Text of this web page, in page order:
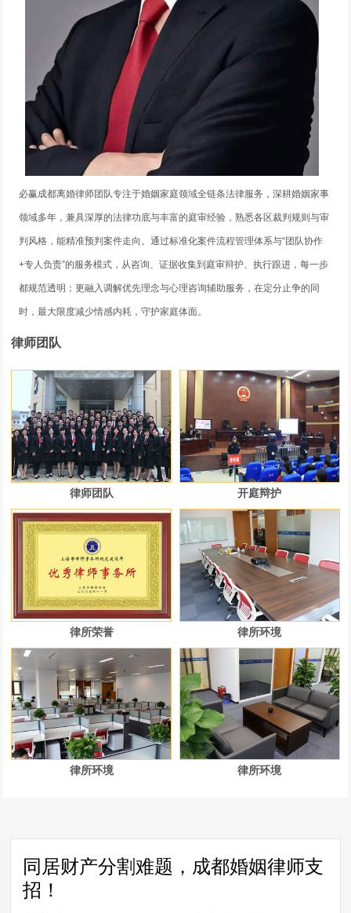
必赢成都离婚律师团队专注于婚姻家庭领域全链条法律服务，深耕婚姻家事
领域多年，兼具深厚的法律功底与丰富的庭审经验，熟悉各区裁判规则与审
判风格，能精准预判案件走向。通过标准化案件流程管理体系与“团队协作
+专人负责”的服务模式，从咨询、证据收集到庭审辩护、执行跟进，每一步
都规范透明；更融入调解优先理念与心理咨询辅助服务，在定分止争的同
时，最大限度减少情感内耗，守护家庭体面。
律师团队
律师团队 开庭辩护
律所荣誉 律所环境
律所环境 律所环境
同居财产分割难题，成都婚姻律师支
招！